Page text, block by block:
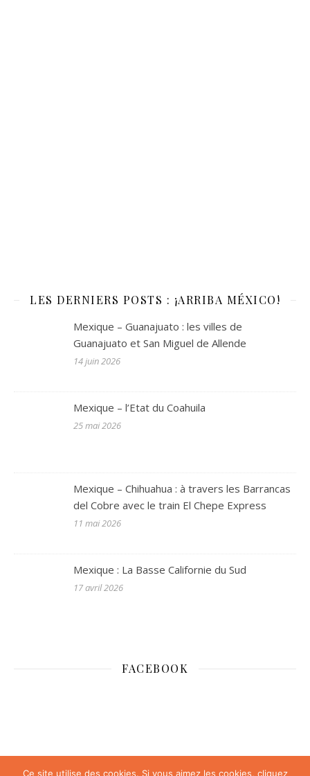
LES DERNIERS POSTS : ¡ARRIBA MÉXICO!
Mexique – Guanajuato : les villes de
Guanajuato et San Miguel de Allende
14 juin 2026
Mexique – l’Etat du Coahuila
25 mai 2026
Mexique – Chihuahua : à travers les Barrancas
del Cobre avec le train El Chepe Express
11 mai 2026
Mexique : La Basse Californie du Sud
17 avril 2026
FACEBOOK
Ce site utilise des cookies. Si vous aimez les cookies, cliquez